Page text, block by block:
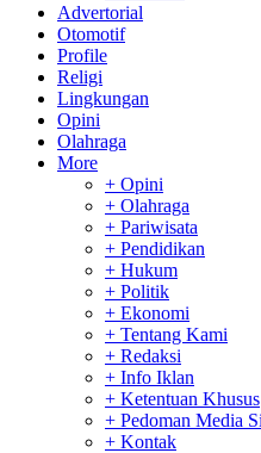
Advertorial
Otomotif
Profile
Religi
Lingkungan
Opini
Olahraga
More
+ Opini
+ Olahraga
+ Pariwisata
+ Pendidikan
+ Hukum
+ Politik
+ Ekonomi
+ Tentang Kami
+ Redaksi
+ Info Iklan
+ Ketentuan Khusus
+ Pedoman Media
+ Kontak